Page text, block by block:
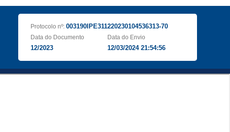
Protocolo nº: 003190IPE311220230104536313-70
Data do Documento
12/2023
Data do Envio
12/03/2024 21:54:56